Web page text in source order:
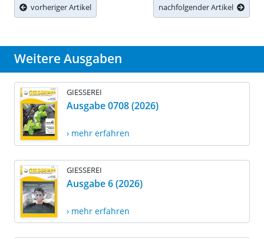
vorheriger Artikel nachfolgender Artikel
Weitere Ausgaben
GIESSEREI
Ausgabe 0708 (2026)
› mehr erfahren
GIESSEREI
Ausgabe 6 (2026)
› mehr erfahren